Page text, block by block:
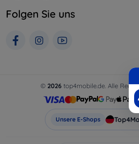
Folgen Sie uns
© 2026 top4mobile.de. Alle
Unsere E-Shops